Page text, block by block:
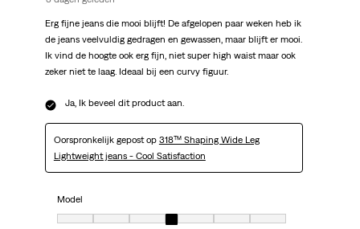
Erg fijne jeans die mooi blijft! De afgelopen paar weken heb ik
de jeans veelvuldig gedragen en gewassen, maar blijft er mooi.
Ik vind de hoogte ook erg fijn, niet super high waist maar ook
zeker niet te laag. Ideaal bij een curvy figuur.
Ja, Ik beveel dit product aan.
Oorspronkelijk gepost op 318™ Shaping Wide Leg
Lightweight jeans - Cool Satisfaction
Model
Model, 4 van 7, waarbij 1 gelijk is aan Klein uit en 7 gelijk is aan Groot uit